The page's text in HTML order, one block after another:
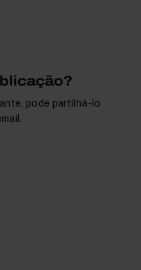
pode partilhá-lo